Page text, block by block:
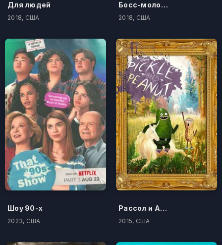
Для людей
2018, США
Босс-молокосос: Снова в деле
2018, США
Шоу 90-х
2023, США
Рассол и Арахис
2015, США